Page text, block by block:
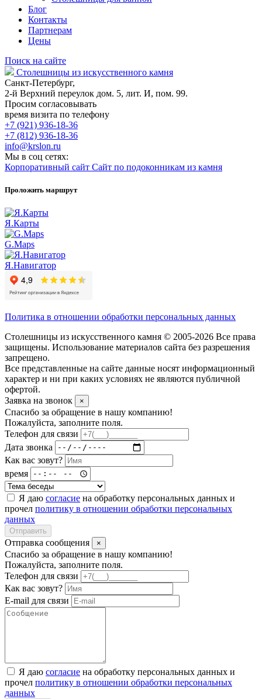
Блог
Контакты
Партнерам
Цены
Поиск на сайте
Столешницы из искусственного камня
Санкт-Петербург,
2-й Верхний переулок дом. 5, лит. И, пом. 99.
Просим согласовывать
время визита по телефону
+7 (921) 936-18-36
+7 (812) 936-18-36
info@krslon.ru
Мы в соц сетях:
Корпоративный сайт Сайт по подоконникам из камня
Проложить маршрут
Я.Карты
G.Maps
Я.Навигатор
Политика в отношении обработки персональных данных
Столешницы из искусственного камня © 2005-2026 Все права
защищены. Использование материалов сайта без разрешения
запрещено.
Все представленные на сайте данные носят информационный
характер и ни при каких условиях не являются публичной
офертой.
Заявка на звонок
×
Спасибо за обращение в нашу компанию!
Пожалуйста, заполните поля.
Телефон для связи
Дата звонка
Как вас зовут?
время
Я даю согласие на обработку персональных данных и
прочел политику в отношении обработки персональных
данных
Отправить
Отправка сообщения ×
Спасибо за обращение в нашу компанию!
Пожалуйста, заполните поля.
Телефон для связи
Как вас зовут?
E-mail для связи
Я даю согласие на обработку персональных данных и
прочел политику в отношении обработки персональных
данных